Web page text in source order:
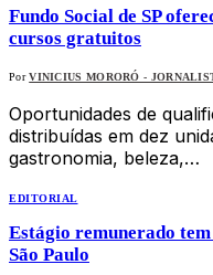
Fundo Social de SP
cursos gratuitos
Por VINICIUS MORORÓ -
Oportunidades de
distribuídas em dez
gastronomia, beleza,…
EDITORIAL
Estágio remunerado
São Paulo